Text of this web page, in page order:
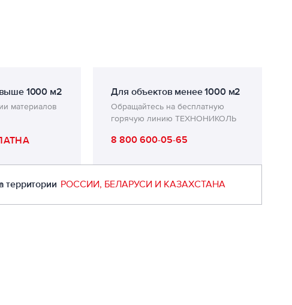
1000 м2
материалов
Для объектов менее 1000 м2
Обращайтесь на бесплатную
горячую линию ТЕХНОНИКОЛЬ
8 800 600-05-65
территории РОССИИ, БЕЛАРУСИ И КАЗАХСТАНА